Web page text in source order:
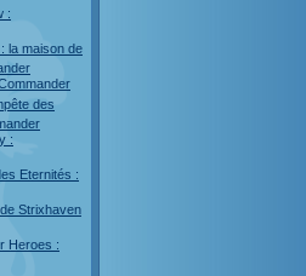
:
la maison de
des
:
Eternités :
Strixhaven
Heroes :